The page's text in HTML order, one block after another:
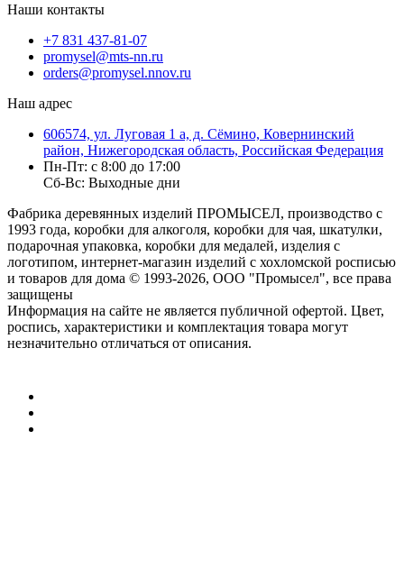
Наши контакты
+7 831 437-81-07
promysel@mts-nn.ru
orders@promysel.nnov.ru
Наш адрес
606574, ул. Луговая 1 а, д. Сёмино, Ковернинский
район, Нижегородская область, Российская Федерация
Пн-Пт: с 8:00 до 17:00
Сб-Вс: Выходные дни
Фабрика деревянных изделий ПРОМЫСЕЛ, производство с
1993 года, коробки для алкоголя, коробки для чая, шкатулки,
подарочная упаковка, коробки для медалей, изделия с
логотипом, интернет-магазин изделий с хохломской росписью
и товаров для дома © 1993-2026, ООО "Промысел", все права
защищены
Информация на сайте не является публичной офертой. Цвет,
роспись, характеристики и комплектация товара могут
незначительно отличаться от описания.